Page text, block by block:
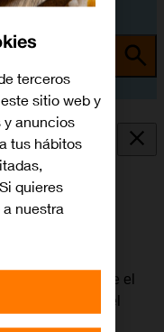
haber varias
a o desde el
habilitada en el
terceros
sitio web y
y anuncios
tus hábitos
quieres
nuestra